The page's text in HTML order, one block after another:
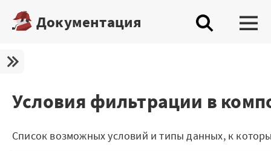
Документация
Купить настольную редакцию
Запросить trial сервера
Условия фильтрации в
Список возможных условий и типы данных, к